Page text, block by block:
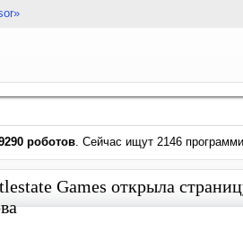
роботов. Сейчас ищут 2146
Games открыла